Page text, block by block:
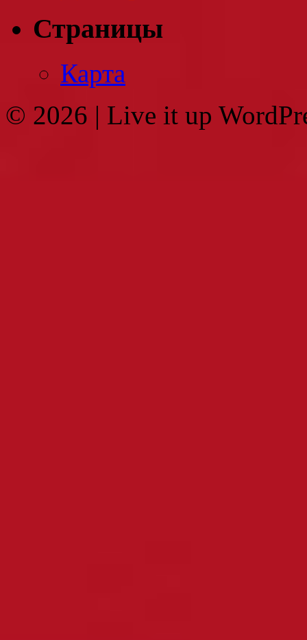
Страницы
Карта
© 2026 | Live it up